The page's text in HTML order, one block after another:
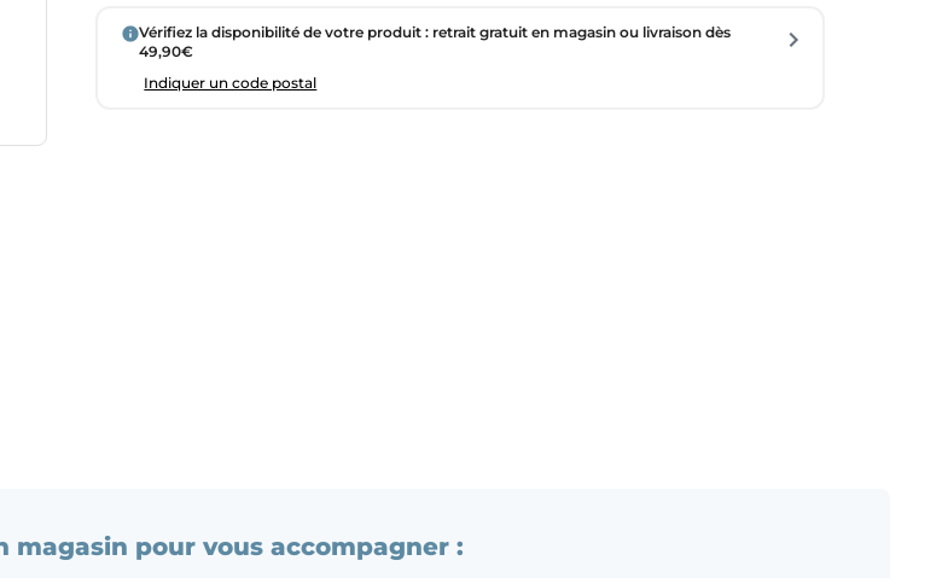
Vérifiez la disponibilité de votre produit : retrait gratuit en magasin ou livraison dès
49,90€
Indiquer un code postal
magasin pour vous accompagner :